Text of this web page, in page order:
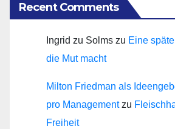
Recent Comments
Ingrid zu Solms zu Eine
die Mut macht
Milton Friedman als
pro Managementzu
Freiheit